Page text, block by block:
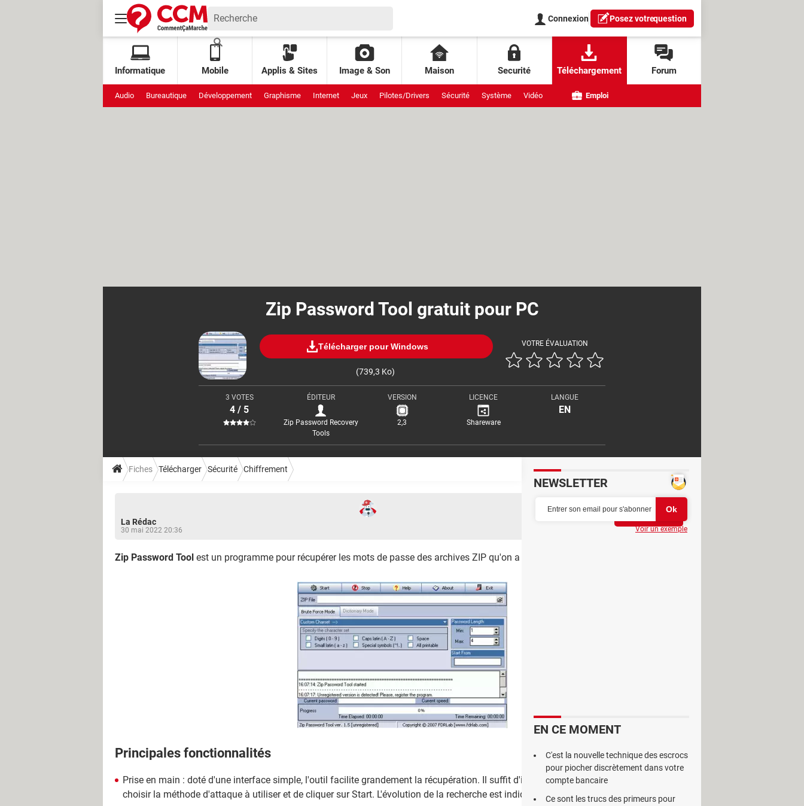
Connexion Posez votrequestion
Informatique Mobile Applis & Sites Image & Son Maison Securité Téléchargement Forum
Audio Bureautique Développement Graphisme Internet Jeux Pilotes/Drivers Sécurité Système Vidéo Emploi
Zip Password Tool gratuit pour PC
Télécharger pour Windows
(739,3 Ko)
VOTRE ÉVALUATION
3 VOTES
4 / 5
ÉDITEUR
Zip Password Recovery
Tools
VERSION
2,3
LICENCE
Shareware
LANGUE
EN
Fiches Télécharger Sécurité Chiffrement
La Rédac
30 mai 2022 20:36
Zip Password Tool est un programme pour récupérer les mots de passe des archives ZIP qu'on a oubliés ou perdus.
Principales fonctionnalités
Prise en main : doté d'une interface simple, l'outil facilite grandement la récupération. Il suffit d'indiquer l'emplacement du dossier, de
choisir la méthode d'attaque à utiliser et de cliquer sur Start. L'évolution de la recherche est indiquée par une barre de progression.
NEWSLETTER
Voir un exemple
EN CE MOMENT
C'est la nouvelle technique des escrocs
pour piocher discrètement dans votre
compte bancaire
Ce sont les trucs des primeurs pour